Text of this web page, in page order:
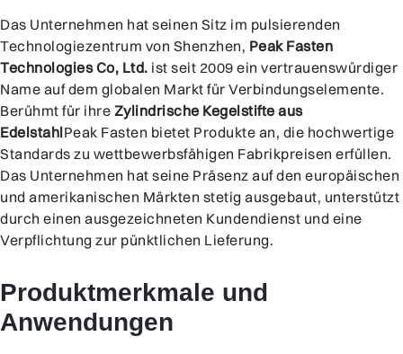
Das Unternehmen hat seinen Sitz im pulsierenden
Technologiezentrum von Shenzhen, Peak Fasten
Technologies Co, Ltd. ist seit 2009 ein vertrauenswürdiger
Name auf dem globalen Markt für Verbindungselemente.
Berühmt für ihre Zylindrische Kegelstifte aus
EdelstahlPeak Fasten bietet Produkte an, die hochwertige
Standards zu wettbewerbsfähigen Fabrikpreisen erfüllen.
Das Unternehmen hat seine Präsenz auf den europäischen
und amerikanischen Märkten stetig ausgebaut, unterstützt
durch einen ausgezeichneten Kundendienst und eine
Verpflichtung zur pünktlichen Lieferung.
Produktmerkmale und
Anwendungen